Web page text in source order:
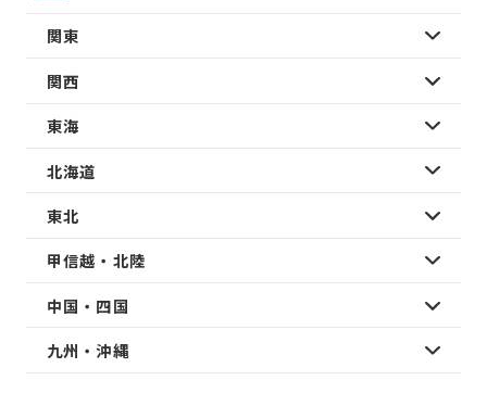
関東
関西
東海
北海道
東北
甲信越・北陸
中国・四国
九州・沖縄